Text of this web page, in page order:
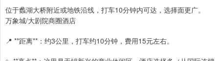
位于蠡湖大桥附近或地铁沿线，打车10分钟内可达，选择面更广。
万象城/大剧院商圈酒店
📍 **距离**：约3公里，打车约10分钟，费用15元左右。